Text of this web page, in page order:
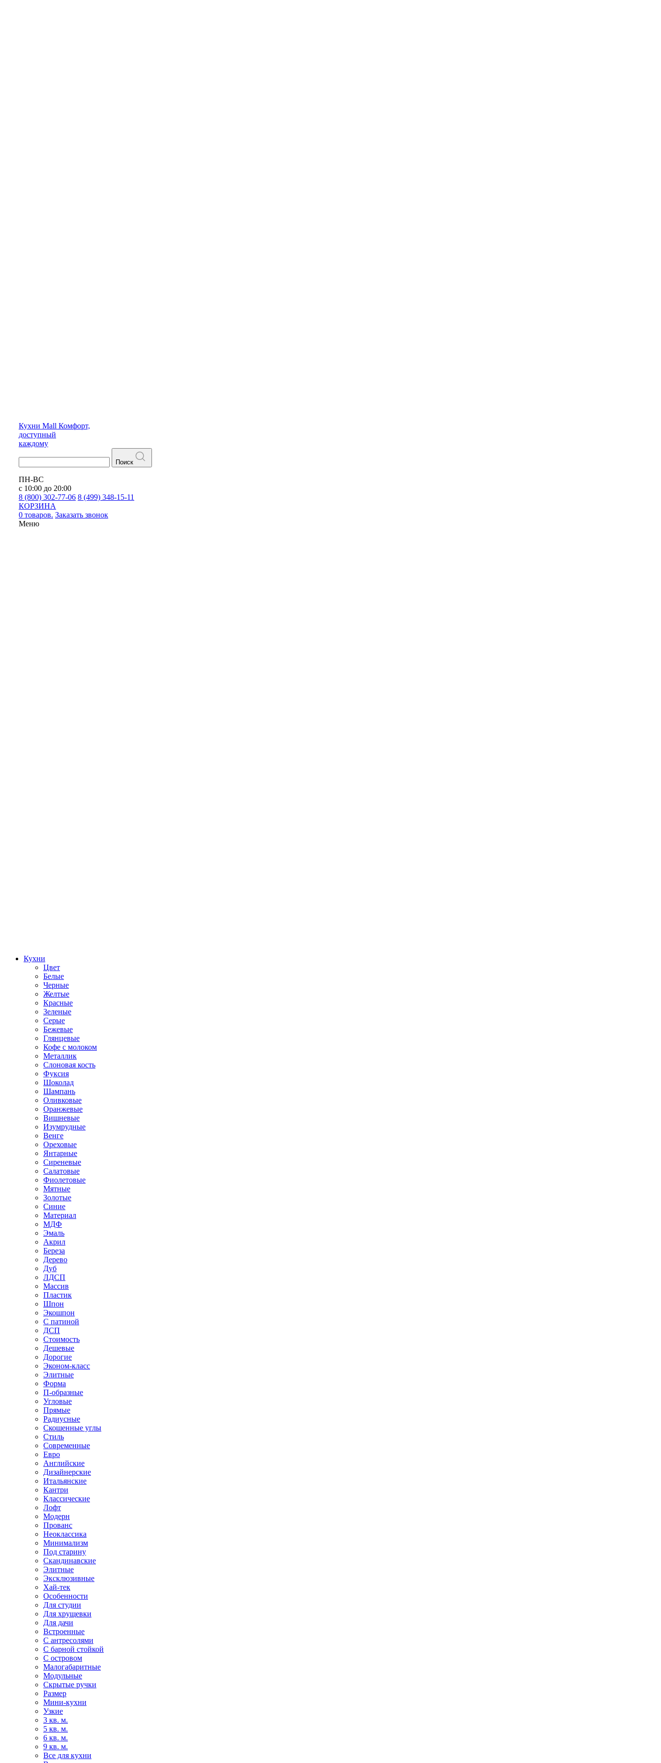
Кухни Mall Комфорт,
доступный
каждому
Поиск
ПН-ВС
с 10:00 до 20:00
8 (800) 302-77-06 8 (499) 348-15-11
КОРЗИНА
0 товаров. Заказать звонок
Меню
Кухни
Цвет
Белые
Черные
Желтые
Красные
Зеленые
Серые
Бежевые
Глянцевые
Кофе с молоком
Металлик
Слоновая кость
Фуксия
Шоколад
Шампань
Оливковые
Оранжевые
Вишневые
Изумрудные
Венге
Ореховые
Янтарные
Сиреневые
Салатовые
Фиолетовые
Мятные
Золотые
Синие
Материал
МДФ
Эмаль
Акрил
Береза
Дерево
Дуб
ЛДСП
Массив
Пластик
Шпон
Экошпон
С патиной
ДСП
Стоимость
Дешевые
Дорогие
Эконом-класс
Элитные
Форма
П-образные
Угловые
Прямые
Радиусные
Скошенные углы
Стиль
Современные
Евро
Английские
Дизайнерские
Итальянские
Кантри
Классические
Лофт
Модерн
Прованс
Неоклассика
Минимализм
Под старину
Скандинавские
Элитные
Эксклюзивные
Хай-тек
Особенности
Для студии
Для хрущевки
Для дачи
Встроенные
С антресолями
С барной стойкой
С островом
Малогабаритные
Модульные
Скрытые ручки
Размер
Мини-кухни
Узкие
3 кв. м.
5 кв. м.
6 кв. м.
9 кв. м.
Все для кухни